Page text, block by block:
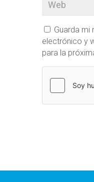
Guarda mi
electrónico y
para la